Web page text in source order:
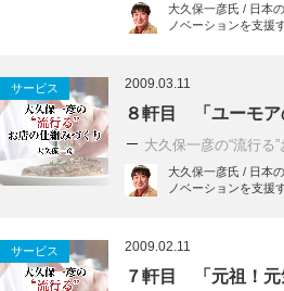
大久保一彦氏 / 日本
ノベーションを支援
サービス 2009.03.11
８軒目 「ユーモア
大久保一彦の“流行る
大久保一彦氏 / 日本
ノベーションを支援
サービス 2009.02.11
７軒目 「元祖！元